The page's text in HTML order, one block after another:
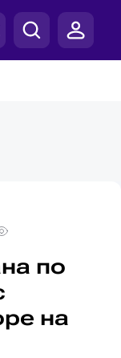
по
на